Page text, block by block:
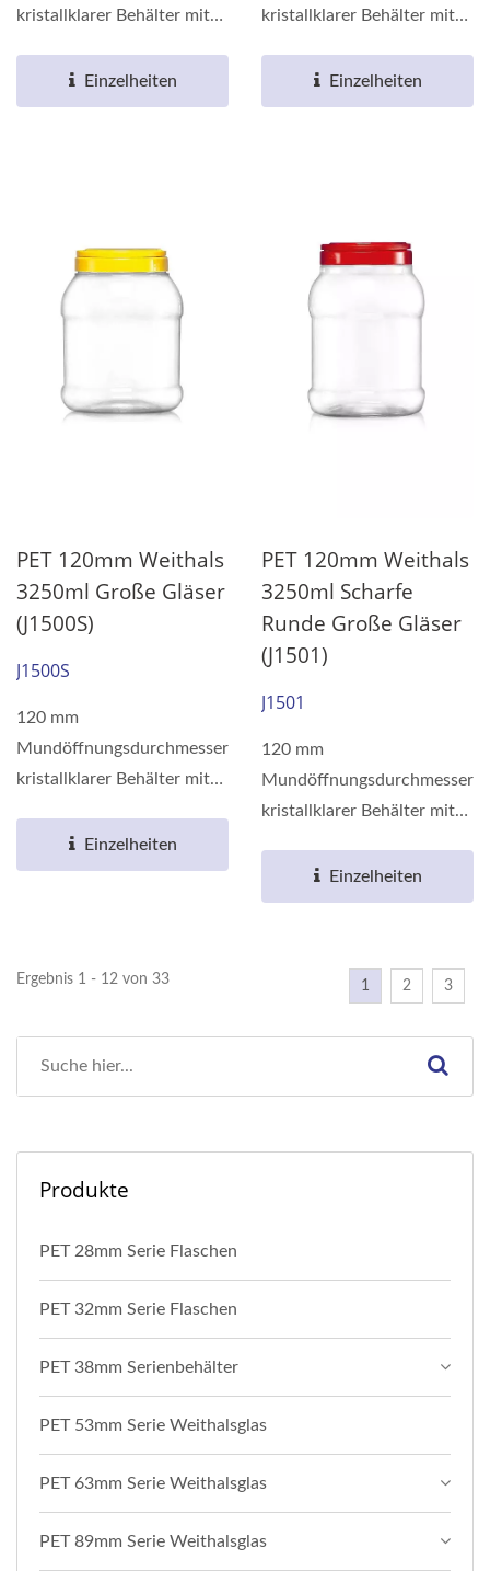
kristallklarer Behälter mit
hergestellt...Einzelheiten
kristallklarer Behälter mit
hergestellt...Einzelheiten
PET 120mm Weithals
3250ml Große Gläser
(J1500S)
J1500S
120 mm
Mundöffnungsdurchmesser
kristallklarer Behälter mit
hergestellt...Einzelheiten
PET 120mm Weithals
3250ml Scharfe
Runde Große Gläser
(J1501)
J1501
120 mm
Mundöffnungsdurchmesser
kristallklarer Behälter mit
hergestellt...Einzelheiten
Ergebnis 1 - 12 von 33 1 2 3
Produkte
PET 28mm Serie Flaschen
PET 32mm Serie Flaschen
PET 38mm Serienbehälter
PET 53mm Serie Weithalsglas
PET 63mm Serie Weithalsglas
PET 89mm Serie Weithalsglas